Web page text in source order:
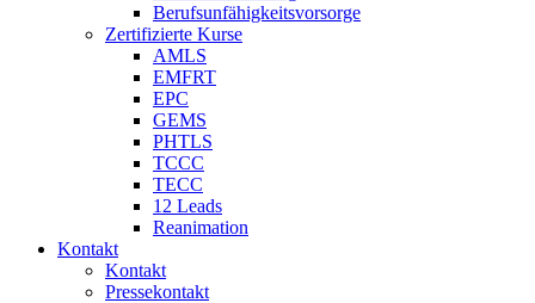
Berufsunfähigkeitsvorsorge
Zertifizierte Kurse
AMLS
EMFRT
EPC
GEMS
PHTLS
TCCC
TECC
12 Leads
Reanimation
Kontakt
Kontakt
Pressekontakt